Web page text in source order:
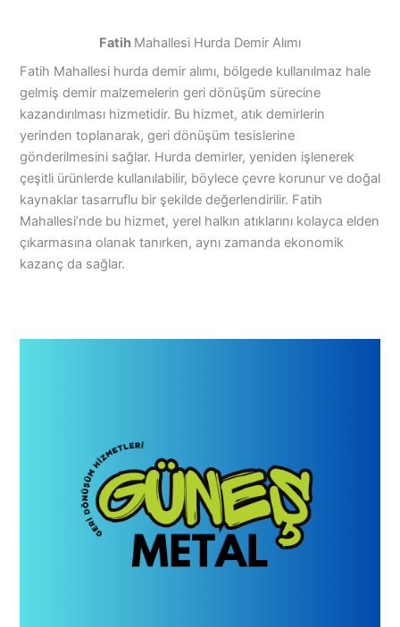
Fatih Mahallesi Hurda Demir Alımı
Fatih Mahallesi hurda demir alımı, bölgede kullanılmaz hale
gelmiş demir malzemelerin geri dönüşüm sürecine
kazandırılması hizmetidir. Bu hizmet, atık demirlerin
yerinden toplanarak, geri dönüşüm tesislerine
gönderilmesini sağlar. Hurda demirler, yeniden işlenerek
çeşitli ürünlerde kullanılabilir, böylece çevre korunur ve doğal
kaynaklar tasarruflu bir şekilde değerlendirilir. Fatih
Mahallesi’nde bu hizmet, yerel halkın atıklarını kolayca elden
çıkarmasına olanak tanırken, aynı zamanda ekonomik
kazanç da sağlar.